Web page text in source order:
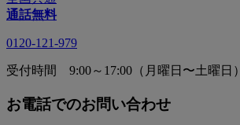
通話無料
0120-121-979
受付時間 9:00～17:00（月曜日〜土曜日）
お電話でのお問い合わせ